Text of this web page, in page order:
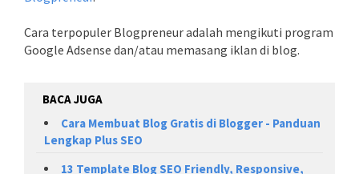
Cara terpopuler Blogpreneur adalah mengikuti program
Google Adsense dan/atau memasang iklan di blog.
BACA JUGA
Cara Membuat Blog Gratis di Blogger - Panduan
Lengkap PlusSEO
13 Template Blog SEO Friendly, Responsive,